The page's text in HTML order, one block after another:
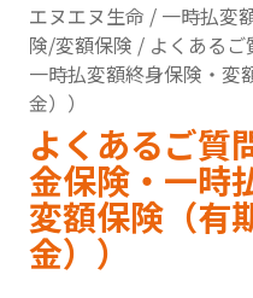
エヌエヌ生命 / 一時払変
険/変額保険 / よくあるご
一時払変額終身保険・変
金））
よくあるご質
金保険・一時
変額保険（有
金））